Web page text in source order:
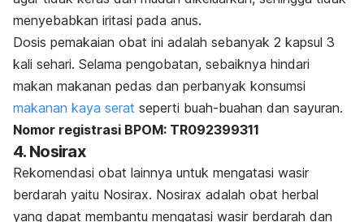
menyebabkan iritasi pada anus.
Dosis pemakaian obat ini adalah sebanyak 2 kapsul 3
kali sehari. Selama pengobatan, sebaiknya hindari
makan makanan pedas dan perbanyak konsumsi
makanan kaya serat seperti buah-buahan dan sayuran.
Nomor registrasi BPOM: TR092399311
4. Nosirax
Rekomendasi obat lainnya untuk mengatasi wasir
berdarah yaitu Nosirax. Nosirax adalah obat herbal
yang dapat membantu mengatasi wasir berdarah dan